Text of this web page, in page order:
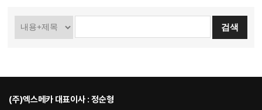
(주)엑스메카 대표이사 : 정순형